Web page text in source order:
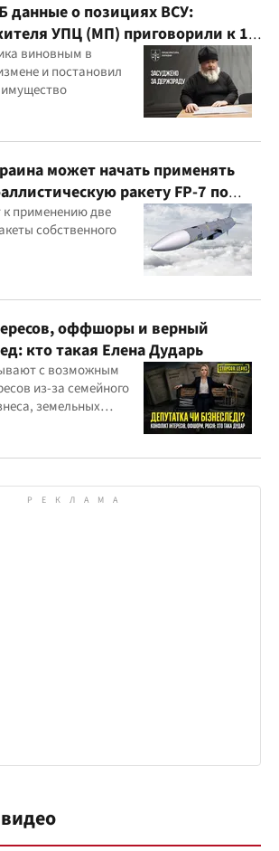
данные о позициях ВСУ:
УПЦ (МП) приговорили к 15
виновным в
и постановил
может начать применять
ракету FP-7 по
к применению две
собственного
оффшоры и верный
кто такая Елена Дударь
с возможным
из-за семейного
земельных
дел